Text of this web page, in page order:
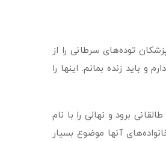
پزشکان توده‌های سرطانی را از
باید زنده بمانم. اینها را
کامل خود را به دست آورده، قرار است به همراه ٢٥نفر دیگر به بوستان طالقانی برود و نهالی را با نام
آنها موضوع بسیار